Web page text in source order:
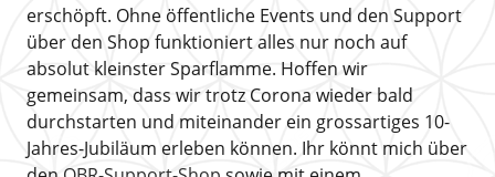
erschöpft. Ohne öffentliche Events und den Support
über den Shop funktioniert alles nur noch auf
absolut kleinster Sparflamme. Hoffen wir
gemeinsam, dass wir trotz Corona wieder bald
durchstarten und miteinander ein grossartiges 10-
Jahres-Jubiläum erleben können. Ihr könnt mich über